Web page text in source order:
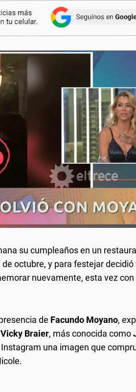
su cumpleaños en un
octubre, y para festejar
nuevamente, esta vez con
de Facundo Moyano,
Braier, más conocida como
una imagen que